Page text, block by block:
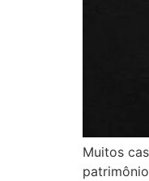
Muitos